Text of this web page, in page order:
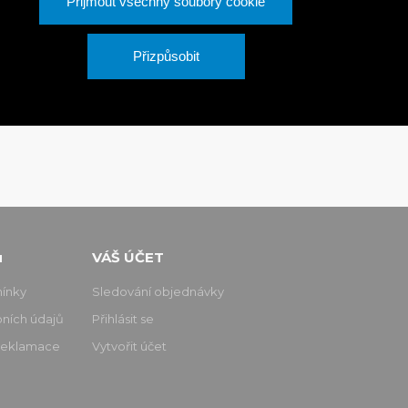
Přizpůsobit
údajů
VÁŠ ÚČET
Sledování objednávky
Přihlásit se
Vytvořit účet